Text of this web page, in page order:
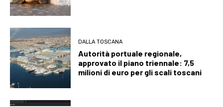
DALLA TOSCANA
Autorità portuale regionale,
approvato il piano triennale: 7,5
milioni di euro per gli scali toscani